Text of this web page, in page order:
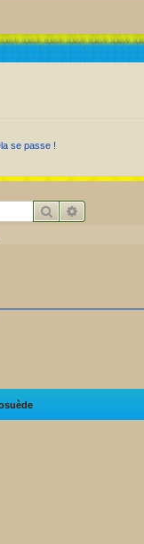
se passe !
Rechercher